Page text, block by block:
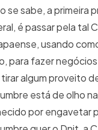
se sabe, a primeira
é passar pela tal
usando
para fazer
algum proveito
está de olho
por engavetar